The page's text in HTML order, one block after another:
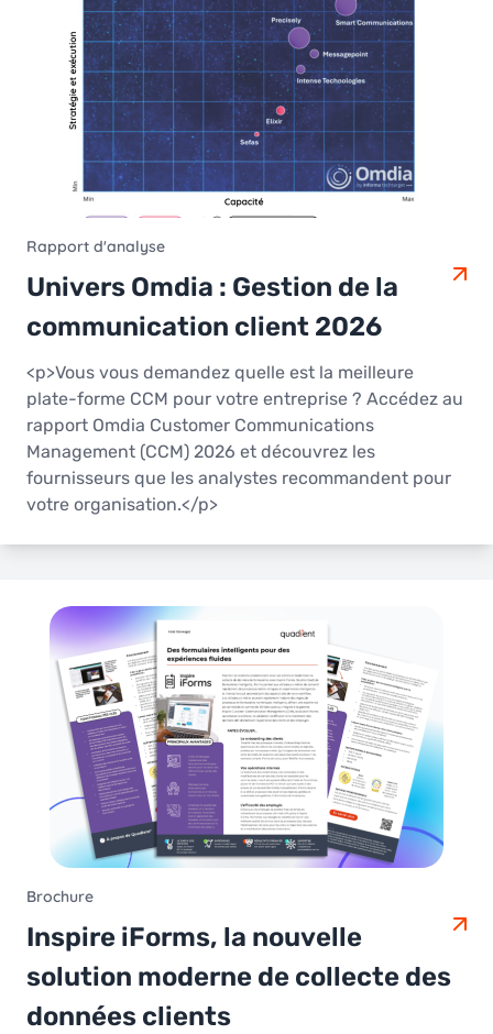
Rapport d'analyse
Univers Omdia : Gestion de la
communication client 2026
<p>Vous vous demandez quelle est la meilleure
plate-forme CCM pour votre entreprise ? Accédez au
rapport Omdia Customer Communications
Management (CCM) 2026 et découvrez les
fournisseurs que les analystes recommandent pour
votre organisation.</p>
Brochure
Inspire iForms, la nouvelle
solution moderne de collecte des
données clients